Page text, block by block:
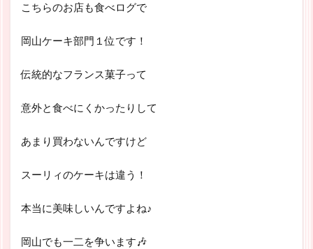
こちらのお店も食べログで
岡山ケーキ部門１位です！
伝統的なフランス菓子って
意外と食べにくかったりして
あまり買わないんですけど
スーリィのケーキは違う！
本当に美味しいんですよね♪
岡山でも一二を争います🎶